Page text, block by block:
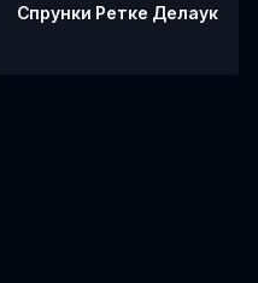
Спрунки Ретке Делаук